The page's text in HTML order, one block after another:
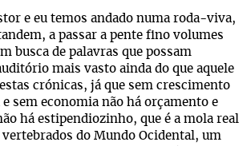
e eu temos andado numa roda-viva,
a passar a pente fino volumes
busca de palavras que possam
mais vasto ainda do que aquele
crónicas, já que sem crescimento
sem economia não há orçamento e
há estipendiozinho, que é a mola real
vertebrados do Mundo Ocidental, um